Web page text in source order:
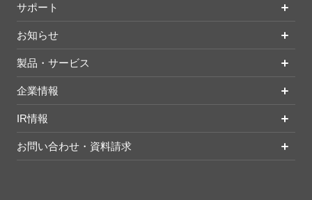
サポート
お知らせ
製品・サービス
企業情報
IR情報
お問い合わせ・資料請求